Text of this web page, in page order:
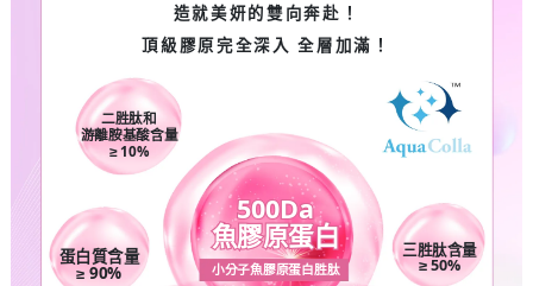
造就美妍的雙向奔赴！
頂級膠原完全深入 全層加滿！
二胜肽和
游離胺基酸含量
≥ 10%
蛋白質含量
≥ 90%
三胜肽含量
≥ 50%
500Da
魚膠原蛋白
小分子魚膠原蛋白胜肽